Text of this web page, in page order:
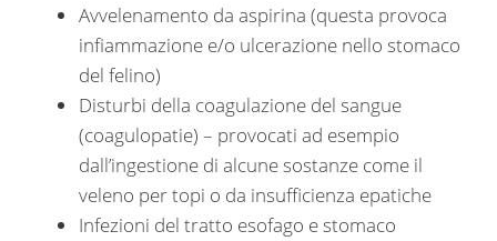
Avvelenamento da aspirina (questa provoca
infiammazione e/o ulcerazione nello stomaco
del felino)
Disturbi della coagulazione del sangue
(coagulopatie) – provocati ad esempio
dall’ingestione di alcune sostanze come il
veleno per topi o da insufficienza epatiche
Infezioni del tratto esofago e stomaco